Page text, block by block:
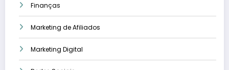
Finanças
Marketing de Afiliados
Marketing Digital